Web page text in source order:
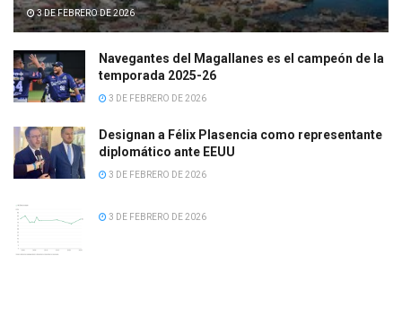
3 DE FEBRERO DE 2026
Navegantes del Magallanes es el campeón de la
temporada 2025-26
3 DE FEBRERO DE 2026
Designan a Félix Plasencia como representante
diplomático ante EEUU
3 DE FEBRERO DE 2026
3 DE FEBRERO DE 2026